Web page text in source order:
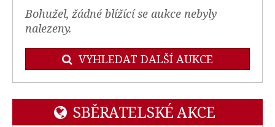
Bohužel, žádné blížící se aukce nebyly
nalezeny.
VYHLEDAT DALŠÍ AUKCE
SBĚRATELSKÉ AKCE